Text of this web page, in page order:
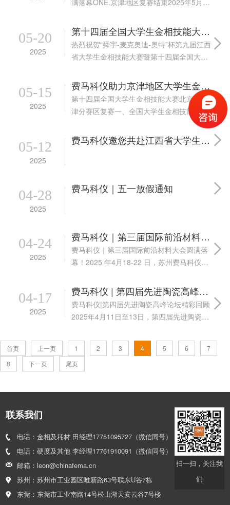
满落幕ONE.京津地区复赛结束2025年5月
京津分赛区复赛在北京工业大学成功举办。
来自京津地区25所高校的300余...
05-20
2025
第十四届全国大学生金相技能大赛复赛（江西赛区）圆满落幕！
热烈祝贺“舜宇-麦克奥迪-奥特”杯第九届江西
省大学生金相技能大赛暨第十四届全国大学
幕！一、以赛促学，以技赋能2025年16-18
日在江西科技师范大学举办的“舜宇-麦...
05-15
2025
费马科仪助力京津地区大学生金相技能大赛
第十四届全国大学生金相技能大赛北京 & 天
津分赛区复赛一、全国大学生金相技能大赛
全国大学生金相技能大赛最初是由清华大
学、北京科技大学、天津大学、国防科技大
学、昆明理工大学、重庆大学、东南大
05-12
2025
费马科仪邀您共赴江西省大学生金相技能大赛
04-28
2025
费马科仪｜五一放假通知
04-24
2025
费马科仪｜第三届国际前沿材料大会圆满落幕！
费马科仪｜第三届国际前沿材料大会圆满落
幕！2025 年4月18-22 日，苏州费马科仪自
技术服务商，参加了在江苏无锡举办的前沿
材料大会(ICFM 2025)。本次...
04-17
2025
费马科仪 | 第四届先进陶瓷高峰论坛精彩回顾
费马科仪|第四届先进陶瓷高峰论坛精彩回顾
2025年4月11日至13日，第四届先进陶瓷高
作为国内先进陶瓷领域的权威学术会议，本
届论坛以“高熵陶瓷、增材制造、功能材料...
首页 上一页 1 2 3 4 5 6
7
8
下一页 尾页
联系我们
电话：金相及耗材 田经理17751095727（微信同号）
电话：硬度及其他 李经理17761910091（微信同号）
邮箱：leon@chinafema.cn
苏州：苏州市工业园区唯新路63号联东U谷7栋
东莞：东莞市工业南路14号松山湖天安云谷7号楼
扫一扫，关注我
们